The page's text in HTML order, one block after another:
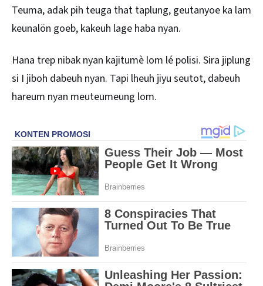
Teuma, adak pih teuga that taplung, geutanyoe ka lam
keunalön goeb, kakeuh lage haba nyan.
Hana trep nibak nyan kajitumè lom lé polisi. Sira jiplung
si I jiboh dabeuh nyan. Tapi lheuh jiyu seutot, dabeuh
hareum nyan meuteumeung lom.